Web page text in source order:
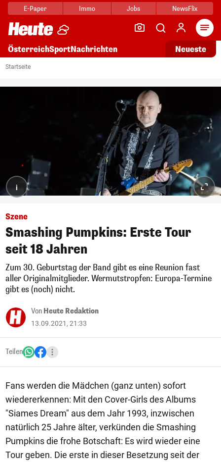
E-Paper Immo Jobs NewsFlix
ÖsterreichSportNachrichten Neueste
Startseite
i
Szene
Smashing Pumpkins: Erste Tour
seit 18 Jahren
Zum 30. Geburtstag der Band gibt es eine Reunion fast
aller Originalmitglieder. Wermutstropfen: Europa-Termine
gibt es (noch) nicht.
Von Heute Redaktion
13.09.2021, 21:33
Teilen
Fans werden die Mädchen (ganz unten) sofort
wiedererkennen: Mit den Cover-Girls des Albums
"Siames Dream" aus dem Jahr 1993, inzwischen
natürlich 25 Jahre älter, verkünden die Smashing
Pumpkins die frohe Botschaft: Es wird wieder eine
Tour geben. Die erste in dieser Besetzung seit der